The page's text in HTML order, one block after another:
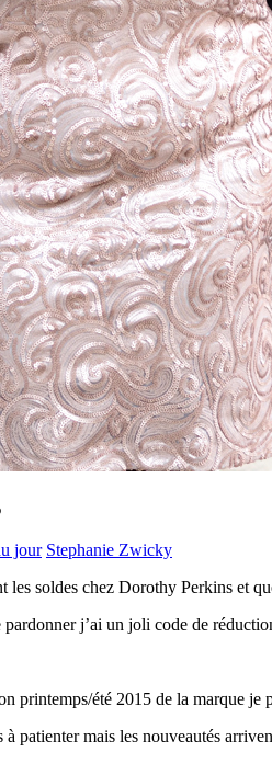
jour Stephanie Zwicky
les soldes chez Dorothy Perkins et
j’ai un joli code de
printemps/été 2015 de la marque
patienter mais les nouveautés